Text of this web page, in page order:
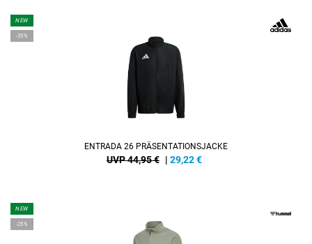
NEW
-35%
ENTRADA 26 PRÄSENTATIONSJACKE
UVP 44,95 € | 29,22€
NEW
-25%